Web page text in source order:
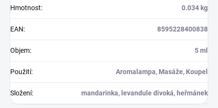
Hmotnost: 0.034 kg
EAN: 8595228400838
Objem: 5 ml
Použití: Aromalampa, Masáže, Koupel
Složení: mandarinka, levandule divoká, heřmánek